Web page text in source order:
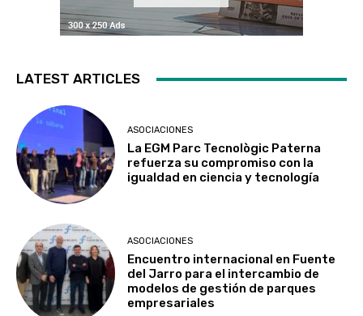
LATEST ARTICLES
ASOCIACIONES
La EGM Parc Tecnològic Paterna
refuerza su compromiso con la
igualdad en ciencia y tecnología
ASOCIACIONES
Encuentro internacional en Fuente
del Jarro para el intercambio de
modelos de gestión de parques
empresariales